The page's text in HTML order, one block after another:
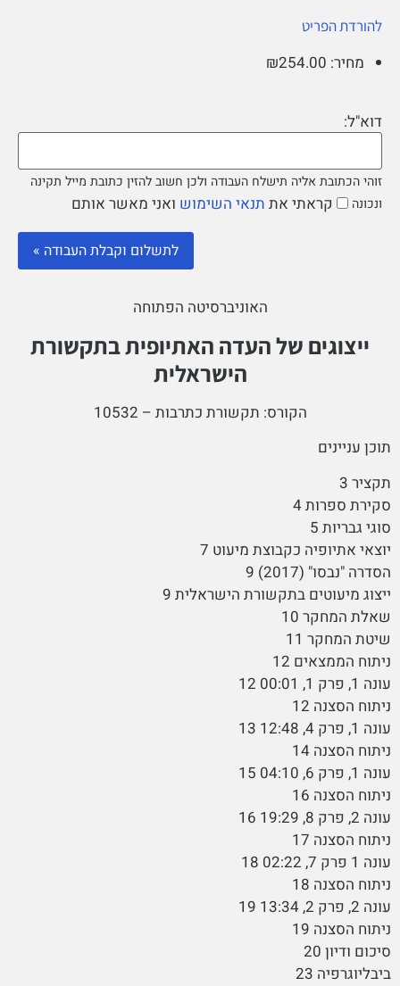
להורדת הפריט
מחיר: ₪254.00
דוא"ל:
זוהי הכתובת אליה תישלח העבודה ולכן חשוב להזין כתובת מייל תקינה
ונכונה
קראתי את תנאי השימוש ואני מאשר אותם
האוניברסיטה הפתוחה
ייצוגים של העדה האתיופית בתקשורת
הישראלית
הקורס: תקשורת כתרבות – 10532
תוכן עניינים
תקציר 3
סקירת ספרות 4
סוגי גבריות 5
יוצאי אתיופיה כקבוצת מיעוט 7
הסדרה "נבסו" (2017) 9
ייצוג מיעוטים בתקשורת הישראלית 9
שאלת המחקר 10
שיטת המחקר 11
ניתוח הממצאים 12
עונה 1, פרק 1, 00:01 12
ניתוח הסצנה 12
עונה 1, פרק 4, 12:48 13
ניתוח הסצנה 14
עונה 1, פרק 6, 04:10 15
ניתוח הסצנה 16
עונה 2, פרק 8, 19:29 16
ניתוח הסצנה 17
עונה 1 פרק 7, 02:22 18
ניתוח הסצנה 18
עונה 2, פרק 2, 13:34 19
ניתוח הסצנה 19
סיכום ודיון 20
ביבליוגרפיה 23